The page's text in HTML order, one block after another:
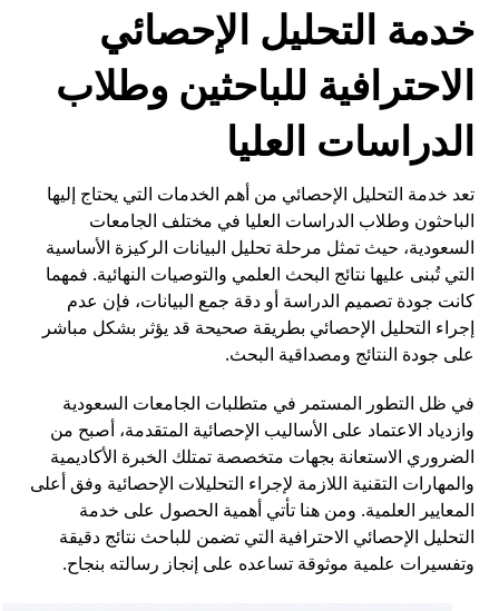
خدمة التحليل الإحصائي
الاحترافية للباحثين وطلاب
الدراسات العليا
تعد خدمة التحليل الإحصائي من أهم الخدمات التي يحتاج إليها
الباحثون وطلاب الدراسات العليا في مختلف الجامعات
السعودية، حيث تمثل مرحلة تحليل البيانات الركيزة الأساسية
التي تُبنى عليها نتائج البحث العلمي والتوصيات النهائية. فمهما
كانت جودة تصميم الدراسة أو دقة جمع البيانات، فإن عدم
إجراء التحليل الإحصائي بطريقة صحيحة قد يؤثر بشكل مباشر
على جودة النتائج ومصداقية البحث.
في ظل التطور المستمر في متطلبات الجامعات السعودية
وازدياد الاعتماد على الأساليب الإحصائية المتقدمة، أصبح من
الضروري الاستعانة بجهات متخصصة تمتلك الخبرة الأكاديمية
والمهارات التقنية اللازمة لإجراء التحليلات الإحصائية وفق أعلى
المعايير العلمية. ومن هنا تأتي أهمية الحصول على خدمة
التحليل الإحصائي الاحترافية التي تضمن للباحث نتائج دقيقة
وتفسيرات علمية موثوقة تساعده على إنجاز رسالته بنجاح.